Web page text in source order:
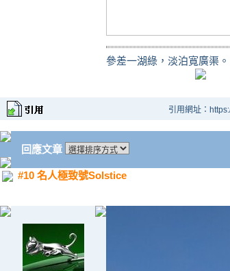
參差一湖綠，淡泊寬廣渠。
引用網址：
回應文章
#10 名人極致號Solstice